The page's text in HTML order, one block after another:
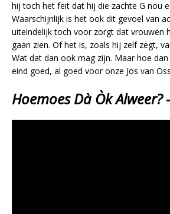
hij toch het feit dat hij die zachte G nou
Waarschijnlijk is het ook dit gevoel van
uiteindelijk toch voor zorgt dat vrouwen
gaan zien. Of het is, zoals hij zelf zegt,
Wat dat dan ook mag zijn. Maar hoe
eind goed, al goed voor onze Jos van
Hoemoes Dà Òk Alweer?